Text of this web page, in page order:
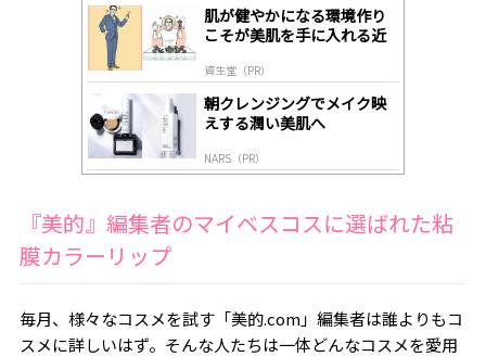
肌が健やかになる環境作り
こそが美肌を手に入れる近
資生堂（PR）
朝クレンジングでメイク映
えする潤い美肌へ
NARS（PR）
『美的』編集者のマイベスコスに選ばれた粘
膜カラーリップ
毎月、様々なコスメを試す「美的.com」編集者は誰よりもコ
スメに詳しいはず。そんな人たちは一体どんなコスメを愛用